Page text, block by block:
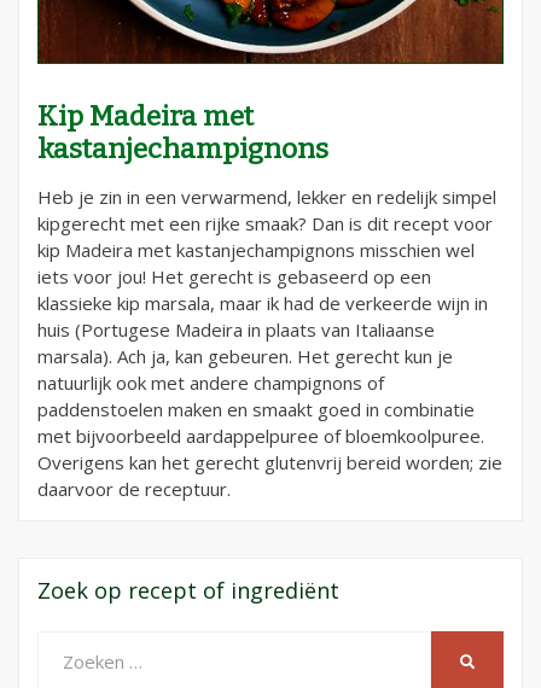
Kip Madeira met
kastanjechampignons
Heb je zin in een verwarmend, lekker en redelijk simpel
kipgerecht met een rijke smaak? Dan is dit recept voor
kip Madeira met kastanjechampignons misschien wel
iets voor jou! Het gerecht is gebaseerd op een
klassieke kip marsala, maar ik had de verkeerde wijn in
huis (Portugese Madeira in plaats van Italiaanse
marsala). Ach ja, kan gebeuren. Het gerecht kun je
natuurlijk ook met andere champignons of
paddenstoelen maken en smaakt goed in combinatie
met bijvoorbeeld aardappelpuree of bloemkoolpuree.
Overigens kan het gerecht glutenvrij bereid worden; zie
daarvoor de receptuur.
Zoek op recept of ingrediënt
naar: